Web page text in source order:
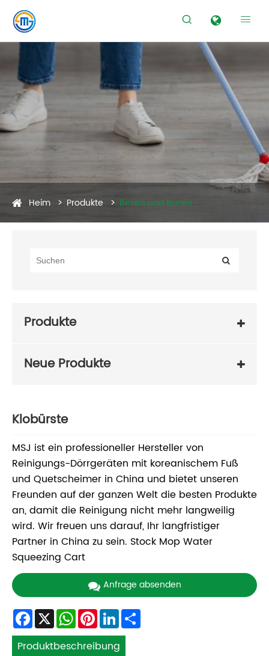
 
Heim Produkte Besen und Bürste
Produkte
Neue Produkte
Klobürste
MSJ ist ein professioneller Hersteller von
Reinigungs-Dörrgeräten mit koreanischem Fuß
und Quetscheimer in China und bietet unseren
Freunden auf der ganzen Welt die besten Produkte
an, damit die Reinigung nicht mehr langweilig
wird. Wir freuen uns darauf, Ihr langfristiger
Partner in China zu sein. Stock Mop Water
Squeezing Cart
Anfrage absenden
Facebook
X WhatsApp
Pinterest
LinkedIn
Produktbeschreibung